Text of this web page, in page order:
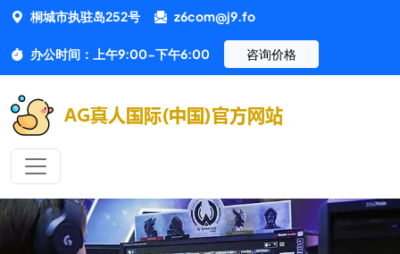
桐城市执驻岛252号 z6com@j9.fo
办公时间：上午9:00-下午6:00 咨询价格